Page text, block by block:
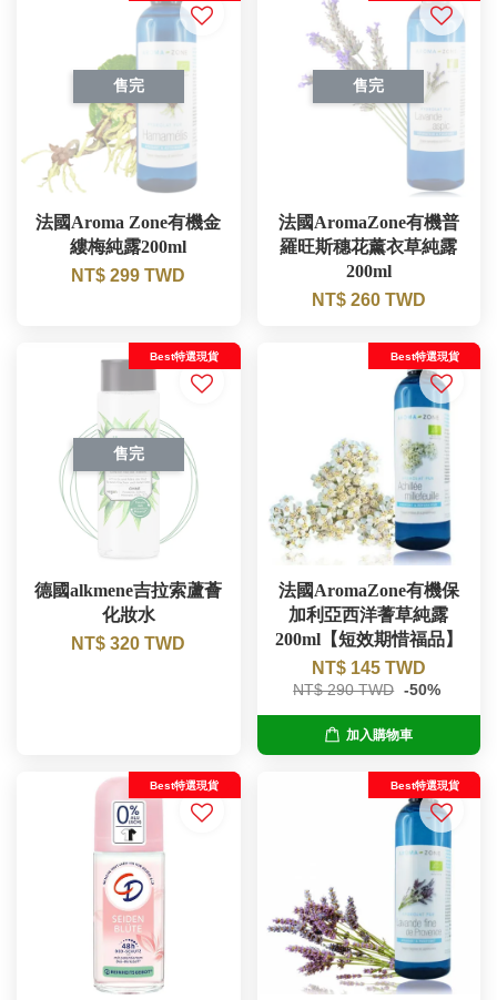
售完
法國Aroma Zone有機金
縷梅純露200ml
NT$ 299 TWD
售完
法國AromaZone有機普
羅旺斯穗花薰衣草純露
200ml
NT$ 260 TWD
售完
Best特選現貨
德國alkmene吉拉索蘆薈
化妝水
NT$ 320 TWD
Best特選現貨
法國AromaZone有機保
加利亞西洋蓍草純露
200ml【短效期惜福品】
NT$ 145 TWD
NT$ 290 TWD -50%
加入購物車
Best特選現貨 Best特選現貨